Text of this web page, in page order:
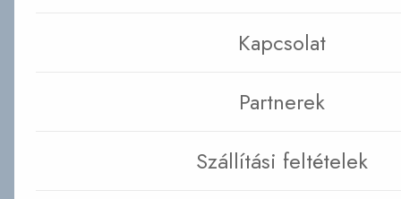
Kapcsolat
Partnerek
Szállítási feltételek